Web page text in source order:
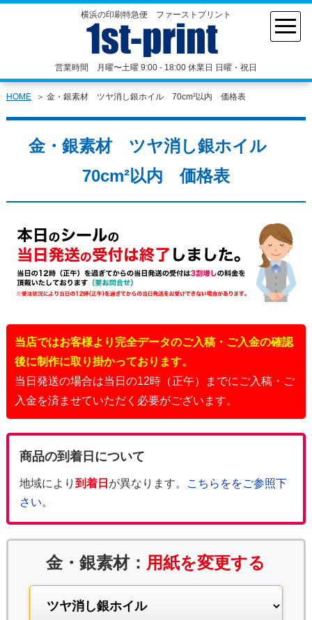
横浜の印刷特急便 ファーストプリント
営業時間 月曜〜土曜 9:00 - 18:00 休業日 日曜・祝日
HOME 金・銀素材 ツヤ消し銀ホイル 70cm²以内 価格表
金・銀素材 ツヤ消し銀ホイル
70cm²以内 価格表
当店ではお客様より完全データのご入稿・ご入金の確認
後に制作に取り掛かっております。
当日発送の場合は当日の12時（正午）までにご入稿・ご
入金を済ませていただく必要がございます。
商品の到着日について
地域により 到着日 が異なります。
こちらををご参照下
さい。
金・銀素材： 用紙を変更する